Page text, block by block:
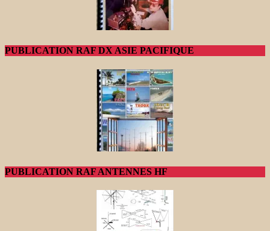
PUBLICATION RAF DX ASIE PACIFIQUE
PUBLICATION RAF ANTENNES HF